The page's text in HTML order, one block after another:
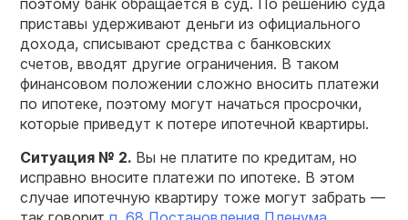
поэтому банк обращается в суд. По решению суда
приставы удерживают деньги из официального
дохода, списывают средства с банковских
счетов, вводят другие ограничения. В таком
финансовом положении сложно вносить платежи
по ипотеке, поэтому могут начаться просрочки,
которые приведут к потере ипотечной квартиры.
Ситуация № 2. Вы не платите по кредитам, но
исправно вносите платежи по ипотеке. В этом
случае ипотечную квартиру тоже могут забрать —